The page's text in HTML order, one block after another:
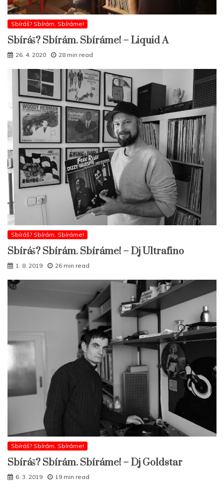
Sbíráš? Sbírám. Sbíráme!
Sbíráš? Sbírám. Sbíráme! – Liquid A
26. 4. 2020 28 min read
Sbíráš? Sbírám. Sbíráme!
Sbíráš? Sbírám. Sbíráme! – Dj Ultrafino
1. 8. 2019 26 min read
Sbíráš? Sbírám. Sbíráme!
Sbíráš? Sbírám. Sbíráme! – Dj Goldstar
6. 3. 2019 19 min read